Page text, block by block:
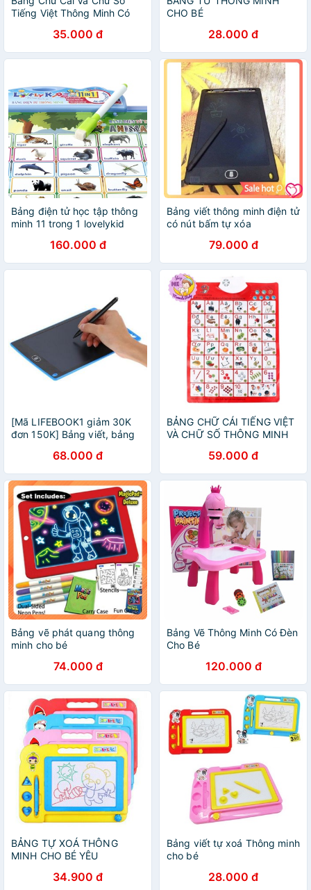
Tiếng Việt Thông Minh Có
35.000 đ
CHO BÉ
28.000 đ
Bảng điện tử học tập thông
minh 11 trong 1 lovelykid
160.000 đ
Bảng viết thông minh điện tử
có nút bấm tự xóa
79.000 đ
[Mã LIFEBOOK1 giảm 30K
đơn 150K] Bảng viết, bảng
động xóa cho bé 8.5 inches
68.000 đ
BẢNG CHỮ CÁI TIẾNG VIỆT
VÀ CHỮ SỐ THÔNG MINH
59.000 đ
Bảng vẽ phát quang thông
minh cho bé
74.000 đ
Bảng Vẽ Thông Minh Có Đèn
Cho Bé
120.000 đ
BẢNG TỰ XOÁ THÔNG
MINH CHO BÉ YÊU
34.900 đ
Bảng viết tự xoá Thông minh
cho bé
28.000 đ